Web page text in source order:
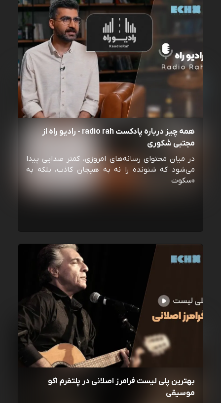
همه چیز درباره پادکست radio rah - رادیو راه از
مجتبی شکوری
در میان محتوای رسانه‌های امروزی، کمتر صدایی پیدا
می‌شود که شنونده را نه به هیجان کاذب، بلکه به
«سکوت
بهترین پلی لیست فرامرز اصلانی در پلتفرم اکو
موسیقی